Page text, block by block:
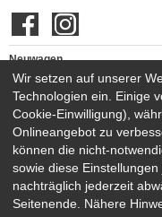
Neuwagen
Honda Neuwagen
Gebrauchtwagen
Honda Gebrauchtwagen
Honda Vorführwagen
Gesamtbestand
NEUWAGENMODELLE
HONDA JAZZ E:HEV
Wir setzen auf unserer
Technologien ein. Einige
Cookie-Einwilligung),
Onlineangebot zu
können die nicht-
sowie diese
nachträglich jederzeit
Seitenende. Nähere